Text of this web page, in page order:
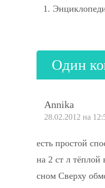
Один
Annika
28.02.2012 на
есть простой
на 2 ст л
сном Сверху